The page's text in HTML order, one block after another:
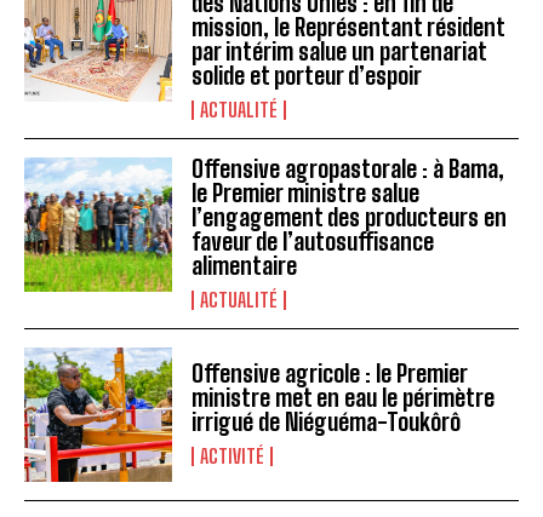
mission, le Représentant résident
par intérim salue un partenariat
solide et porteur d’espoir
ACTUALITÉ
Offensive agropastorale : à Bama,
le Premier ministre salue
l’engagement des producteurs en
faveur de l’autosuffisance
alimentaire
ACTUALITÉ
Offensive agricole : le Premier
ministre met en eau le périmètre
irrigué de Niéguéma-Toukôrô
ACTIVITÉ